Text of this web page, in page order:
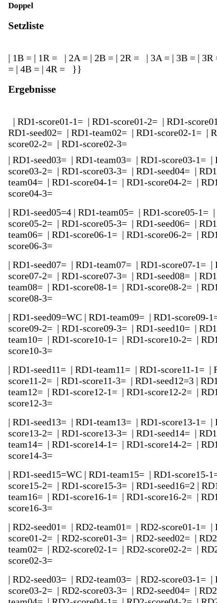
Doppel
Setzliste
| 1B = | 1R = | 2A = | 2B = | 2R = | 3A = | 3B = |
= | 4B = | 4R = }}
Ergebnisse
| RD1-score01-1= | RD1-score01-2= | RD1-
RD1-seed02= | RD1-team02= | RD1-score02-1= |
score02-2= | RD1-score02-3=
| RD1-seed03= | RD1-team03= | RD1-score03-1= |
score03-2= | RD1-score03-3= | RD1-seed04= |
team04= | RD1-score04-1= | RD1-score04-2= |
score04-3=
| RD1-seed05=4 | RD1-team05= | RD1-score05-1=
score05-2= | RD1-score05-3= | RD1-seed06= |
team06= | RD1-score06-1= | RD1-score06-2= |
score06-3=
| RD1-seed07= | RD1-team07= | RD1-score07-1= |
score07-2= | RD1-score07-3= | RD1-seed08= |
team08= | RD1-score08-1= | RD1-score08-2= |
score08-3=
| RD1-seed09=WC | RD1-team09= | RD1-score09-
score09-2= | RD1-score09-3= | RD1-seed10= |
team10= | RD1-score10-1= | RD1-score10-2= |
score10-3=
| RD1-seed11= | RD1-team11= | RD1-score11-1= |
score11-2= | RD1-score11-3= | RD1-seed12=3 |
team12= | RD1-score12-1= | RD1-score12-2= |
score12-3=
| RD1-seed13= | RD1-team13= | RD1-score13-1= |
score13-2= | RD1-score13-3= | RD1-seed14= |
team14= | RD1-score14-1= | RD1-score14-2= |
score14-3=
| RD1-seed15=WC | RD1-team15= | RD1-score15-
score15-2= | RD1-score15-3= | RD1-seed16=2 |
team16= | RD1-score16-1= | RD1-score16-2= |
score16-3=
| RD2-seed01= | RD2-team01= | RD2-score01-1= |
score01-2= | RD2-score01-3= | RD2-seed02= |
team02= | RD2-score02-1= | RD2-score02-2= |
score02-3=
| RD2-seed03= | RD2-team03= | RD2-score03-1= |
score03-2= | RD2-score03-3= | RD2-seed04= |